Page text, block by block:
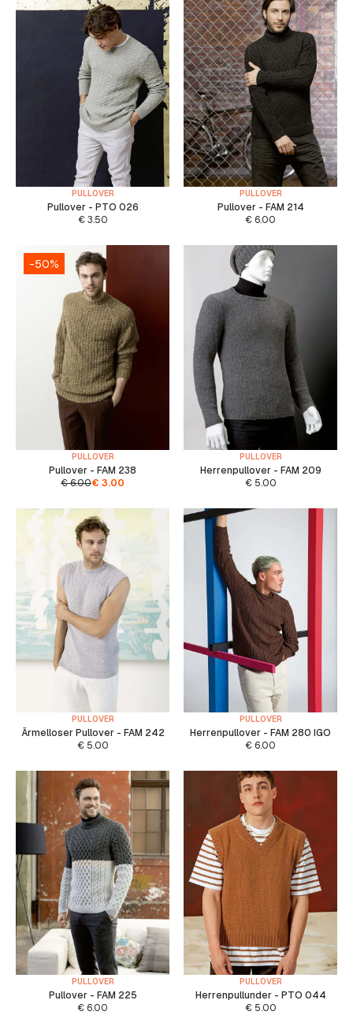
PULLOVER
Pullover - PTO 026
€3.50
PULLOVER
Pullover - FAM 214
€ 6.00
-50%
PULLOVER
Pullover - FAM 238
€6.00€ 3.00
PULLOVER
Herrenpullover - FAM 209
€5.00
PULLOVER
Ärmelloser Pullover - FAM 242
€5.00
PULLOVER
Herrenpullover - FAM 280 IGO
€ 6.00
PULLOVER
Pullover - FAM 225
€ 6.00
PULLOVER
Herrenpullunder - PTO 044
€5.00